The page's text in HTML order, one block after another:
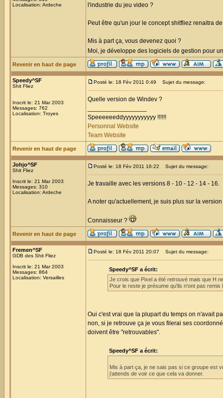
Localisation: Ardeche
l'industrie du jeu video ?
Peut être qu'un jour le concept shitfliez renaitra
Mis à part ça, vous devenez quoi ?
Moi, je développe des logiciels de gestion pour
Revenir en haut de page
Speedy^SF
Shit Fliez
Inscrit le: 21 Mar 2003
Messages: 762
Localisation: Troyes
Posté le: 18 Fév 2011 0:49 Sujet du message:
Quelle version de Windev ?
Speeeeeeddyyyyyyyyyyy !!!!!!
Personnal Website
Team Website
Revenir en haut de page
Johjo^SF
Shit Fliez
Inscrit le: 21 Mar 2003
Messages: 310
Localisation: Ardeche
Posté le: 18 Fév 2011 16:22 Sujet du message:
Je travaille avec les versions 8 - 10 - 12 - 14 - 16.
A noter qu'actuellement, je suis plus sur la
Connaisseur ?
Revenir en haut de page
Fremen^SF
GDB des Shit Fliez
Inscrit le: 21 Mar 2003
Messages: 864
Localisation: Versailles
Posté le: 18 Fév 2011 20:07 Sujet du message:
Speedy^SF a écrit:
Je crois que Pixel a été retrouvé mais que H
Pour le reste je présume qu'ils n'ont pas
Oui c'est vrai que la plupart du temps on n'avait
non, si je retrouve ça je vous filerai ses
doivent être "retrouvables".
Speedy^SF a écrit:
Mis à part ça, je ne sais pas si ce groupe est
j'attends de voir ce que cela va donner.